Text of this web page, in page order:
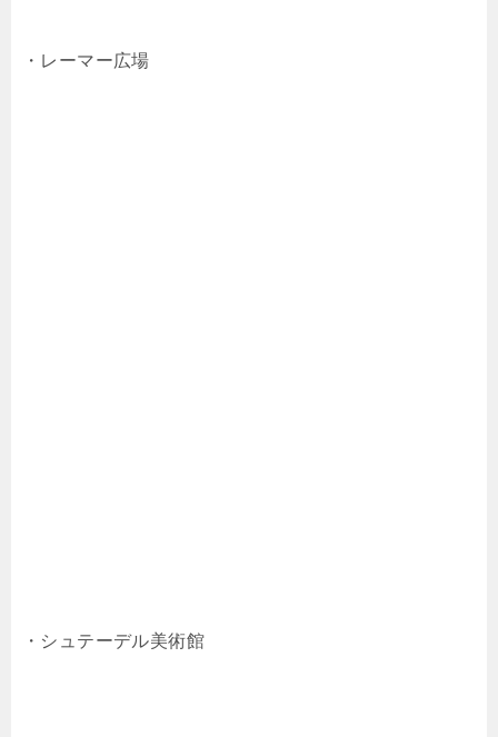
・レーマー広場
・シュテーデル美術館